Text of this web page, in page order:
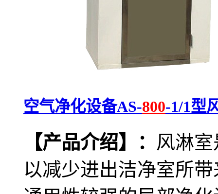
空气净化设备AS-800-1/1型
【产品介绍】： 风淋
以减少进出洁净室所